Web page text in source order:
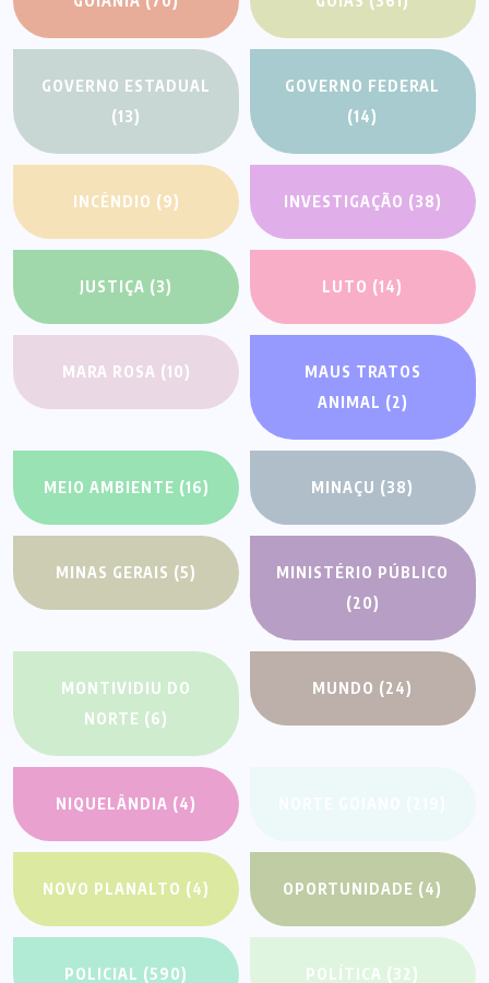
GOVERNO ESTADUAL
(13)
GOVERNO FEDERAL
(14)
INCÊNDIO (9) INVESTIGAÇÃO (38)
JUSTIÇA (3) LUTO (14)
MARA ROSA (10)
MAUS TRATOS
ANIMAL (2)
MEIO AMBIENTE (16) MINAÇU (38)
MINAS GERAIS (5)
MINISTÉRIO PÚBLICO
(20)
MONTIVIDIU DO
NORTE (6)
MUNDO (24)
NIQUELÂNDIA (4)
NOVO PLANALTO (4) OPORTUNIDADE (4)
POLICIAL (590) POLÍTICA (32)